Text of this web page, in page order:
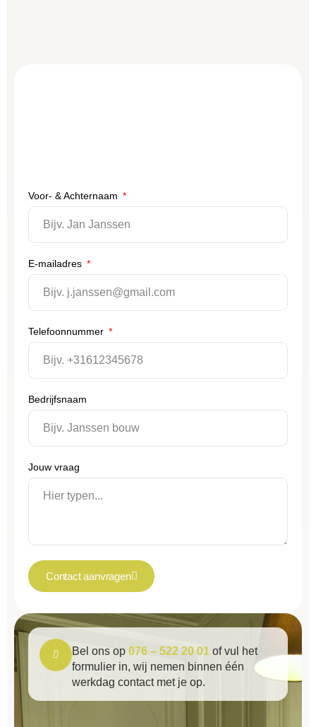
Voor- & Achternaam
E-mailadres
Telefoonnummer
Bedrijfsnaam
Jouw vraag
Contact aanvragen
Bel ons op 076 – 522 20 01 of vul het
formulier in, wij nemen binnen één
werkdag contact met je op.